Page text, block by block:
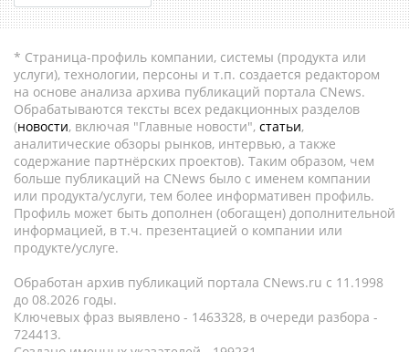
* Страница-профиль компании, системы (продукта или
услуги), технологии, персоны и т.п. создается редактором
на основе анализа архива публикаций портала CNews.
Обрабатываются тексты всех редакционных разделов
(новости, включая "Главные новости", статьи,
аналитические обзоры рынков, интервью, а также
содержание партнёрских проектов). Таким образом, чем
больше публикаций на CNews было с именем компании
или продукта/услуги, тем более информативен профиль.
Профиль может быть дополнен (обогащен) дополнительной
информацией, в т.ч. презентацией о компании или
продукте/услуге.
Обработан архив публикаций портала CNews.ru c 11.1998
до 08.2026 годы.
Ключевых фраз выявлено - 1463328, в очереди разбора -
724413.